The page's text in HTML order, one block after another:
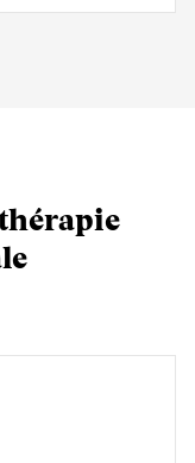
processus
le